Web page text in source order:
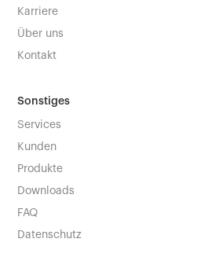
Karriere
Über uns
Kontakt
Sonstiges
Services
Kunden
Produkte
Downloads
FAQ
Datenschutz